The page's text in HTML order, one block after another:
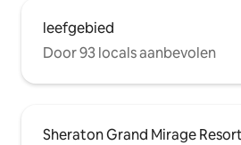
leefgebied
Door 93 locals aanbevolen
Sheraton Grand Mirage